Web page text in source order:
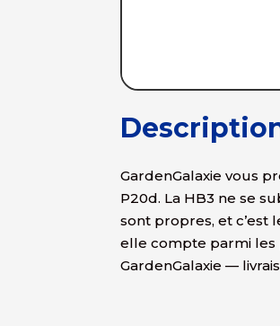
GardenGalaxie vous
P20d. La HB3 ne se
sont propres, et c’est
elle compte parmi les
GardenGalaxie —